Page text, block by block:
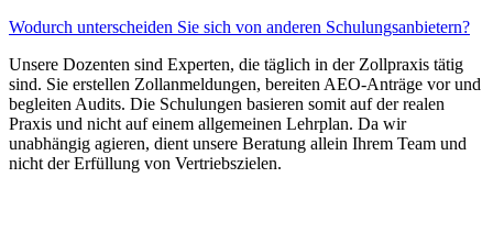
Wodurch unterscheiden Sie sich von anderen Schulungsanbietern?
Unsere Dozenten sind Experten, die täglich in der Zollpraxis tätig
sind. Sie erstellen Zollanmeldungen, bereiten AEO-Anträge vor und
begleiten Audits. Die Schulungen basieren somit auf der realen
Praxis und nicht auf einem allgemeinen Lehrplan. Da wir
unabhängig agieren, dient unsere Beratung allein Ihrem Team und
nicht der Erfüllung von Vertriebszielen.